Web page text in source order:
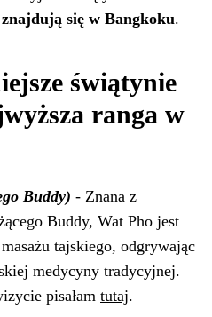
się w Bangkoku.
świątynie
ranga w
Buddy) - Znana z
Buddy, Wat Pho jest
tajskiego, odgrywając
medycyny tradycyjnej.
pisałam tutaj.